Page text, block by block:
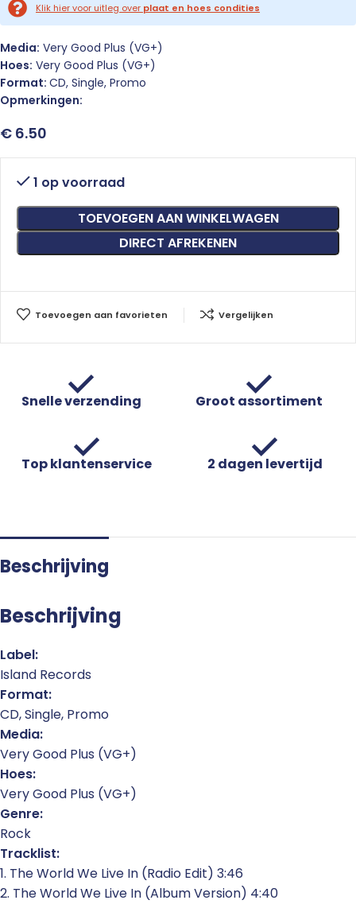
Klik hier voor uitleg over plaat en hoes condities
Media: Very Good Plus (VG+)
Hoes: Very Good Plus (VG+)
Format: CD, Single, Promo
Opmerkingen:
€ 6.50
1 op voorraad
TOEVOEGEN AAN WINKELWAGEN
DIRECT AFREKENEN
Toevoegen aan favorieten Vergelijken
Snelle verzending Groot assortiment
Top klantenservice 2 dagen levertijd
Beschrijving
Beschrijving
Label:
Island Records
Format:
CD, Single, Promo
Media:
Very Good Plus (VG+)
Hoes:
Very Good Plus (VG+)
Genre:
Rock
Tracklist:
1. The World We Live In (Radio Edit) 3:46
2. The World We Live In (Album Version) 4:40